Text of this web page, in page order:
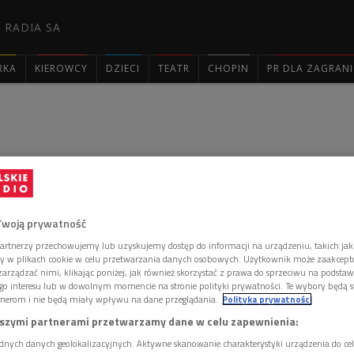
RADIA SA
KIEROWCY DZIECI TEATR CHOPIN PR DLA
Giedroycia a polityka
i UE
mineło 5 lat od śmierci Redaktora paryskiej
Dzień później w paryskim Polskim Instytucie
poświęcona jego myśli politycznej.
prywatność
przechowujemy lub uzyskujemy dostęp do informacji na urządzeniu, takich
w plikach cookie w celu przetwarzania danych osobowych. Użytkownik może
nimi, klikając poniżej, jak również skorzystać z prawa do sprzeciwu na
interesu lub w dowolnym momencie na stronie polityki prywatności. Te wybory będą
i nie będą miały wpływu na dane przeglądania. Polityka prywatności
partnerami przetwarzamy dane w celu zapewnienia:
danych geolokalizacyjnych. Aktywne skanowanie charakterystyki urządzenia do